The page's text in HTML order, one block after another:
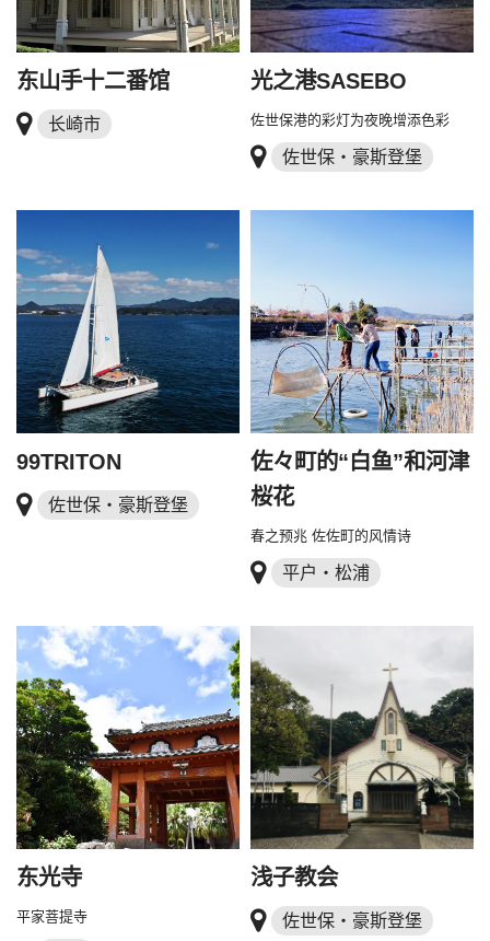
东山手十二番馆
长崎市
光之港SASEBO
佐世保港的彩灯为夜晚增添色彩
佐世保・豪斯登堡
99TRITON
佐世保・豪斯登堡
佐々町的“白鱼”和河津
桜花
春之预兆 佐佐町的风情诗
平户・松浦
东光寺
平家菩提寺
浅子教会
佐世保・豪斯登堡